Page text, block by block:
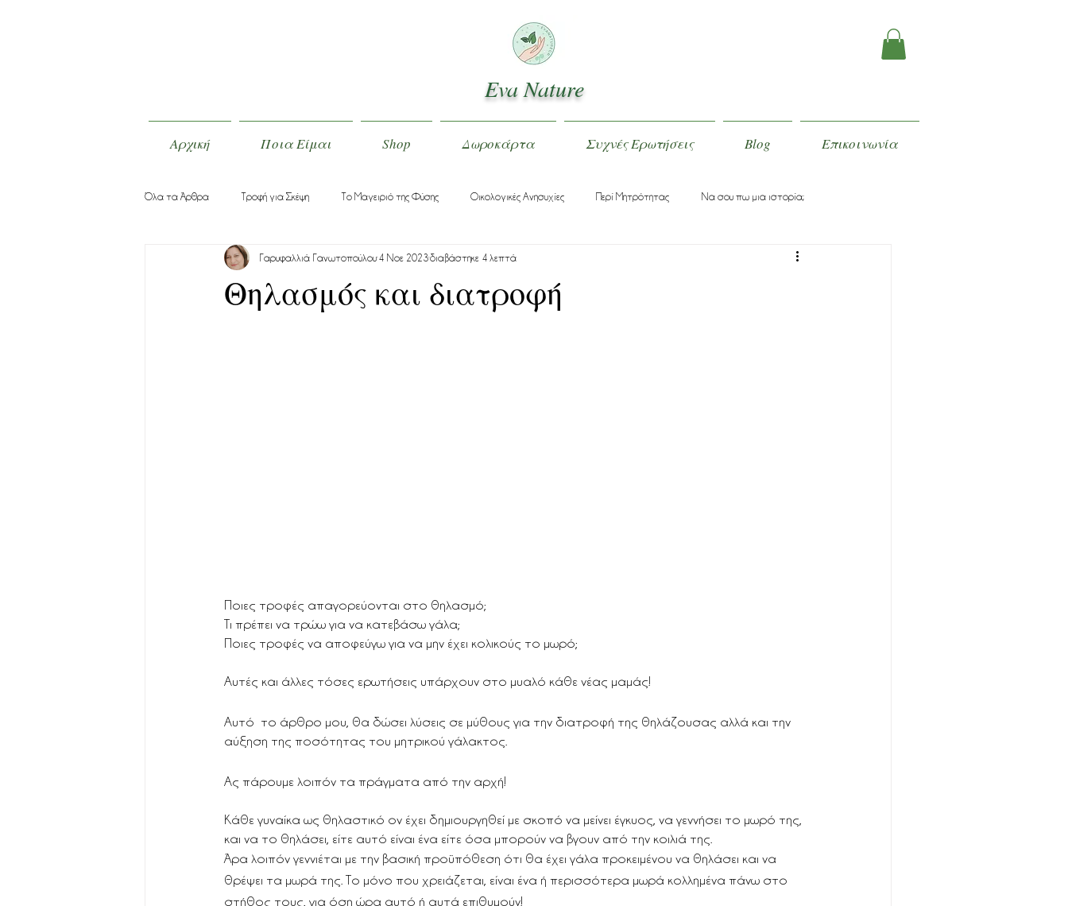
Eva Nature
Αρχική Ποια Είμαι Shop Δωροκάρτα Συχνές Ερωτήσεις Blog Επικοινωνία
Όλα τα Άρθρα Τροφή για Σκέψη Το Μαγειριό της Φύσης Οικολογικές Ανησυχίες Περί Μητρότητας Να σου πω μια ιστορία;
Θηλασμός και διατροφή
Γαρυφαλλιά Γανωτοπούλου 4 Νοε 2023διαβάστηκε 4 λεπτά
Ποιες τροφές απαγορεύονται στο θηλασμό;
Τι πρέπει να τρώω για να κατεβάσω γάλα;
Ποιες τροφές να αποφεύγω για να μην έχει κολικούς το μωρό;
Αυτές και άλλες τόσες ερωτήσεις υπάρχουν στο μυαλό κάθε νέας μαμάς!
Αυτό  το άρθρο μου, θα δώσει λύσεις σε μύθους για την διατροφή της θηλάζουσας αλλά και την
αύξηση της ποσότητας του μητρικού γάλακτος.
Ας πάρουμε λοιπόν τα πράγματα από την αρχή!
Κάθε γυναίκα ως θηλαστικό ον έχει δημιουργηθεί με σκοπό να μείνει έγκυος, να γεννήσει το μωρό της,
και να το θηλάσει, είτε αυτό είναι ένα είτε όσα μπορούν να βγουν από την κοιλιά της.
Άρα λοιπόν γεννιέται με την βασική προϋπόθεση ότι θα έχει γάλα προκειμένου να θηλάσει και να
θρέψει τα μωρά της. Το μόνο που χρειάζεται, είναι ένα ή περισσότερα μωρά κολλημένα πάνω στο
στήθος τους, για όση ώρα αυτό ή αυτά επιθυμούν!